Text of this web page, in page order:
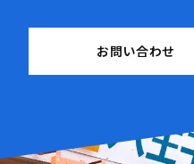
お問い合わせ